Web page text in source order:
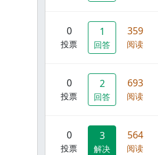
0
投票
1
回答
359
阅读
0
投票
2
回答
693
阅读
0
投票
3
解决
564
阅读